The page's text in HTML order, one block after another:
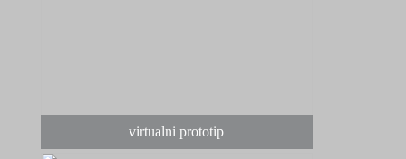
virtualni prototip